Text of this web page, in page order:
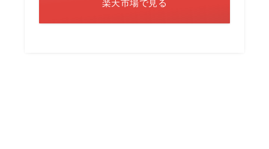
楽天市場で見る